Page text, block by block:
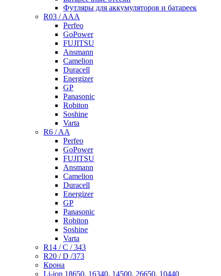
Футляры для аккумуляторов и батареек
R03 / AAA
Perfeo
GoPower
FUJITSU
Ansmann
Camelion
Duracell
Energizer
GP
Panasonic
Robiton
Soshine
Varta
R6 / AA
Perfeo
GoPower
FUJITSU
Ansmann
Camelion
Duracell
Energizer
GP
Panasonic
Robiton
Soshine
Varta
R14 / C / 343
R20 / D /373
Крона
Li-ion 18650, 16340, 14500, 26650, 10440